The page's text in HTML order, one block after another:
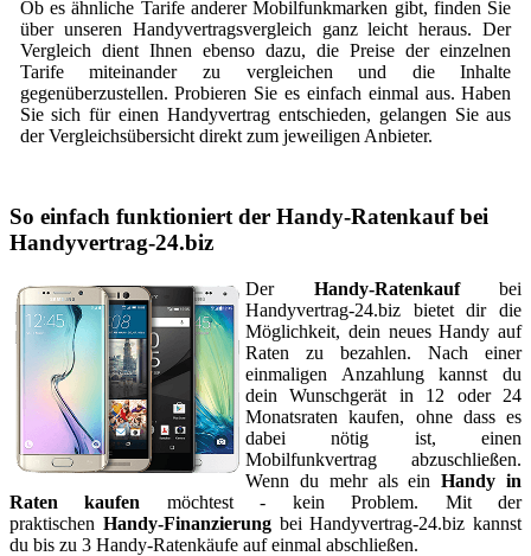
Ob es ähnliche Tarife anderer Mobilfunkmarken gibt, finden Sie
über unseren Handyvertragsvergleich ganz leicht heraus. Der
Vergleich dient Ihnen ebenso dazu, die Preise der einzelnen
Tarife miteinander zu vergleichen und die Inhalte
gegenüberzustellen. Probieren Sie es einfach einmal aus. Haben
Sie sich für einen Handyvertrag entschieden, gelangen Sie aus
der Vergleichsübersicht direkt zum jeweiligen Anbieter.
So einfach funktioniert der Handy-Ratenkauf bei
Handyvertrag-24.biz
Der Handy-Ratenkaufbei
Handyvertrag-24.biz bietet dir die
Möglichkeit, dein neues Handy auf
Raten zu bezahlen. Nach einer
einmaligen Anzahlung kannst du
dein Wunschgerät in 12 oder 24
Monatsraten kaufen, ohne dass es
dabei nötig ist, einen
Mobilfunkvertrag abzuschließen.
Wenn du mehr als einHandy in
Raten kaufen möchtest - kein Problem. Mit der
praktischen Handy-Finanzierungbei Handyvertrag-24.biz kannst
du bis zu 3 Handy-Ratenkäufe auf einmal abschließen.